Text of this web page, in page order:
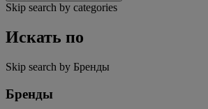
Skip search by categories
Искать по
Skip search by Бренды
Бренды